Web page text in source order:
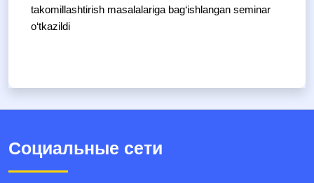
takomillashtirish masalalariga bag‘ishlangan seminar
o‘tkazildi
Социальные сети